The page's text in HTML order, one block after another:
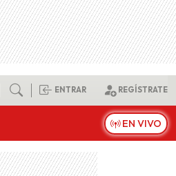
ENTRAR REGÍSTRATE
EN VIVO